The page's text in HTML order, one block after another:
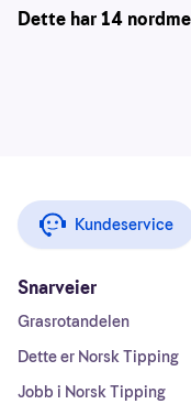
Dette har 14
Kundeservice
Snarveier
Grasrotandelen
Dette er Norsk Tipping
Jobb i Norsk Tipping